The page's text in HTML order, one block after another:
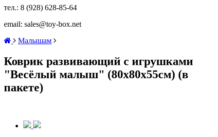
тел.: 8 (928) 628-85-64
email: sales@toy-box.net
Малышам
Коврик развивающий с игрушками
"Весёлый малыш" (80х80х55см) (в
пакете)